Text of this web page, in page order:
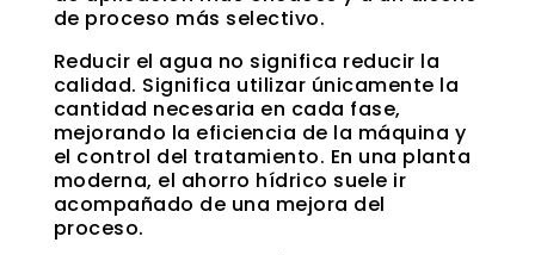
de proceso más selectivo.
Reducir el agua no significa reducir la
calidad. Significa utilizar únicamente la
cantidad necesaria en cada fase,
mejorando la eficiencia de la máquina y
el control del tratamiento. En una planta
moderna, el ahorro hídrico suele ir
acompañado de una mejora del
proceso.